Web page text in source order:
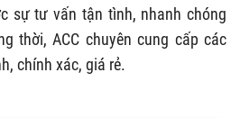
sự tư vấn tận tình, nhanh chóng
thời, ACC chuyên cung cấp các
chính xác, giá rẻ.